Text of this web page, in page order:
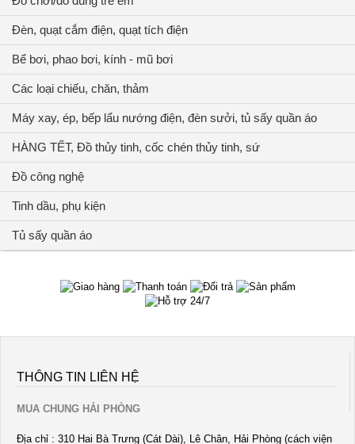
Đèn, quạt cắm điện, quạt tích điện
Bể bơi, phao bơi, kính - mũ bơi
Các loại chiếu, chăn, thảm
Máy xay, ép, bếp lẩu nướng điện, đèn sưởi, tủ sấy quần áo
HÀNG TẾT, Đồ thủy tinh, cốc chén thủy tinh, sứ
Đồ công nghệ
Tinh dầu, phụ kiện
Tủ sấy quần áo
THÔNG TIN LIÊN HỆ
MUA CHUNG HẢI PHÒNG
Địa chỉ : 310 Hai Bà Trưng (Cát Dài), Lê Chân, Hải Phòng (cách viện